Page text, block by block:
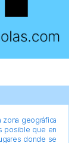
zona geográfica
posible que en
donde se